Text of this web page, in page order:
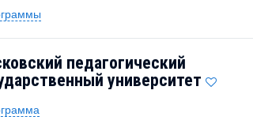
педагогический
университет